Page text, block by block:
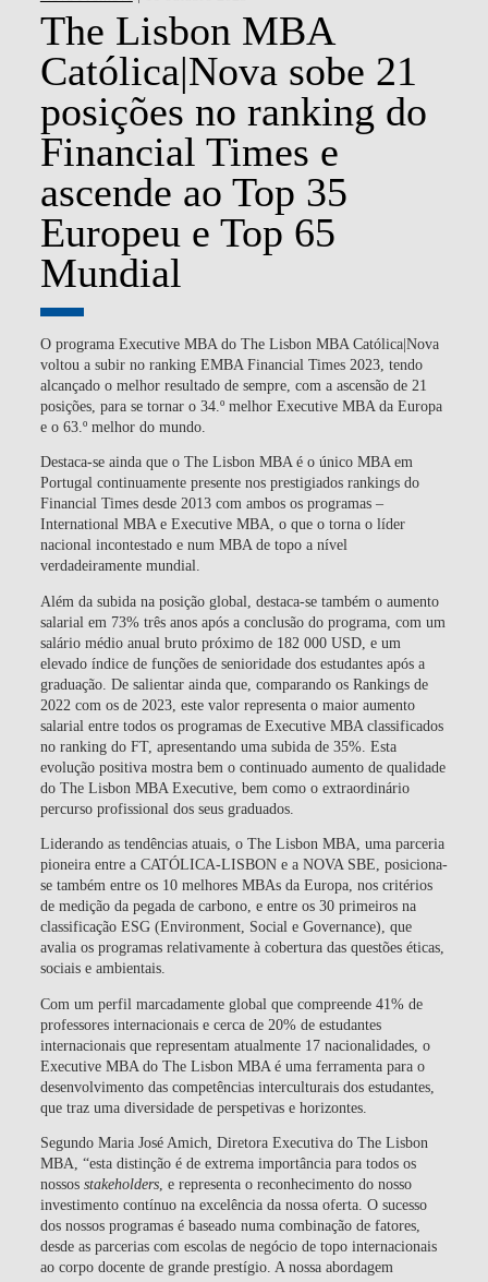
The Lisbon MBA
Católica|Nova sobe 21
posições no ranking do
Financial Times e
ascende ao Top 35
Europeu e Top 65
Mundial
O programa Executive MBA do The Lisbon MBA Católica|Nova
voltou a subir no ranking EMBA Financial Times 2023, tendo
alcançado o melhor resultado de sempre, com a ascensão de 21
posições, para se tornar o 34.º melhor Executive MBA da Europa
e o 63.º melhor do mundo.
Destaca-se ainda que o The Lisbon MBA é o único MBA em
Portugal continuamente presente nos prestigiados rankings do
Financial Times desde 2013 com ambos os programas –
International MBA e Executive MBA, o que o torna o líder
nacional incontestado e num MBA de topo a nível
verdadeiramente mundial.
Além da subida na posição global, destaca-se também o aumento
salarial em 73% três anos após a conclusão do programa, com um
salário médio anual bruto próximo de 182 000 USD, e um
elevado índice de funções de senioridade dos estudantes após a
graduação. De salientar ainda que, comparando os Rankings de
2022 com os de 2023, este valor representa o maior aumento
salarial entre todos os programas de Executive MBA classificados
no ranking do FT, apresentando uma subida de 35%. Esta
evolução positiva mostra bem o continuado aumento de qualidade
do The Lisbon MBA Executive, bem como o extraordinário
percurso profissional dos seus graduados.
Liderando as tendências atuais, o The Lisbon MBA, uma parceria
pioneira entre a CATÓLICA-LISBON e a NOVA SBE, posiciona-
se também entre os 10 melhores MBAs da Europa, nos critérios
de medição da pegada de carbono, e entre os 30 primeiros na
classificação ESG (Environment, Social e Governance), que
avalia os programas relativamente à cobertura das questões éticas,
sociais e ambientais.
Com um perfil marcadamente global que compreende 41% de
professores internacionais e cerca de 20% de estudantes
internacionais que representam atualmente 17 nacionalidades, o
Executive MBA do The Lisbon MBA é uma ferramenta para o
desenvolvimento das competências interculturais dos estudantes,
que traz uma diversidade de perspetivas e horizontes.
Segundo Maria José Amich, Diretora Executiva do The Lisbon
MBA, “esta distinção é de extrema importância para todos os
nossos stakeholders, e representa o reconhecimento do nosso
investimento contínuo na excelência da nossa oferta. O sucesso
dos nossos programas é baseado numa combinação de fatores,
desde as parcerias com escolas de negócio de topo internacionais
ao corpo docente de grande prestígio. A nossa abordagem